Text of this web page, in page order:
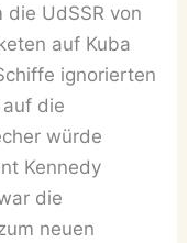
UdSSR von
auf Kuba
ignorierten
die
würde
Kennedy
die
neuen